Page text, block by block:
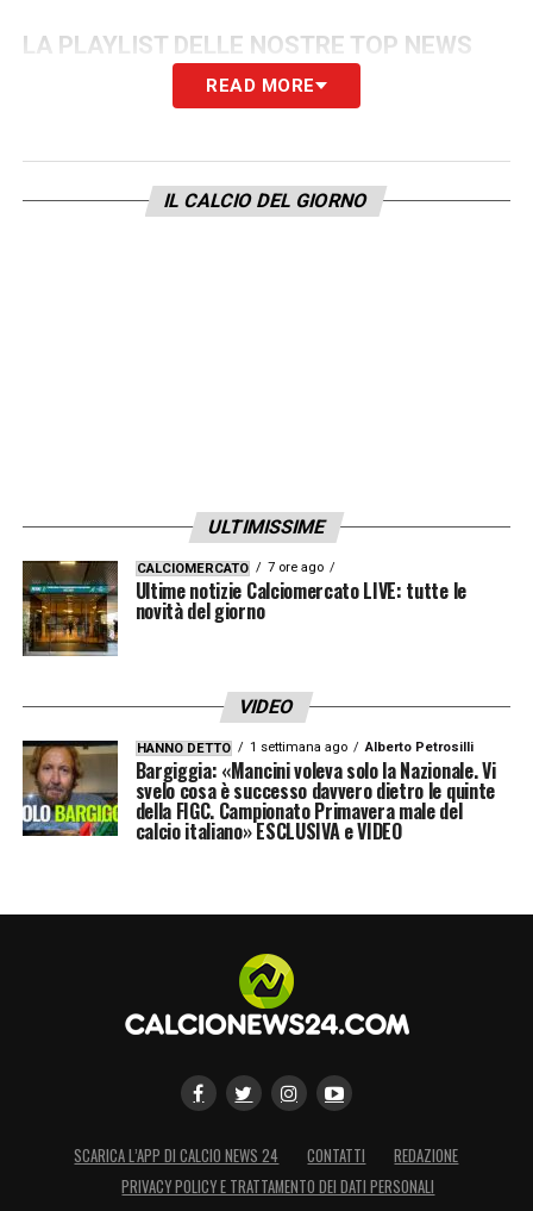
LA PLAYLIST DELLE NOSTRE TOP NEWS
READ MORE
IL CALCIO DEL GIORNO
ULTIMISSIME
CALCIOMERCATO 7 ore ago
Ultime notizie Calciomercato LIVE: tutte le
novità del giorno
VIDEO
HANNO DETTO 1 settimana ago Alberto Petrosilli
Bargiggia: «Mancini voleva solo la Nazionale. Vi
svelo cosa è successo davvero dietro le quinte
della FIGC. Campionato Primavera male del
calcio italiano» ESCLUSIVA e VIDEO
SCARICA L’APP DI CALCIO NEWS 24 CONTATTI
REDAZIONE
PRIVACY POLICY E TRATTAMENTO DEI DATI PERSONALI